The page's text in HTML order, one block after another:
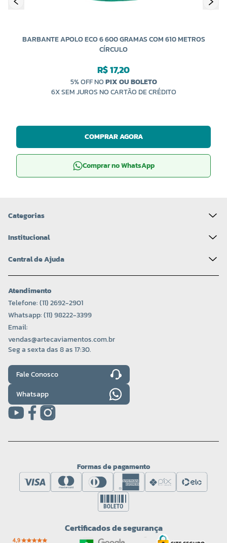
COR 8238
-
BARBANTE APOLO ECO 6 600 GRAMAS COM 610 METROS
CÍRCULO
R$ 17,20
5% OFF NOPIX OU BOLETO
6X SEM JUROS NO CARTÃO DE CRÉDITO
COMPRAR AGORA
Comprar no WhatsApp
Categorias
Institucional
Central de Ajuda
Atendimento
Telefone: (11) 2692-2901
Whatsapp: (11) 98222-3399
Email:
vendas@artecaviamentos.com.br
Seg a sexta das 8 as 17:30.
Fale Conosco
Whatsapp
Formas de pagamento
Certificados de segurança